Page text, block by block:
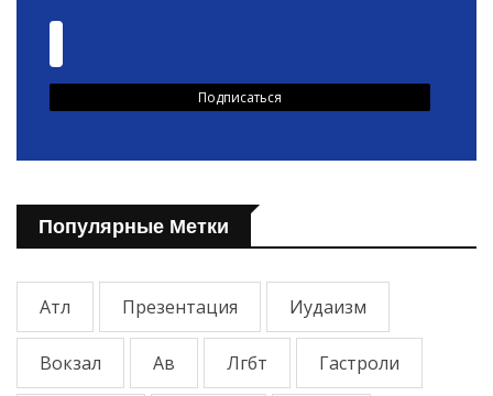
Популярные Метки
Атл Презентация Иудаизм
Вокзал Ав Лгбт Гастроли